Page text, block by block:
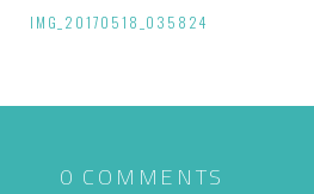
投
ナ
IMG_20170518_035824
0 COMMENTS